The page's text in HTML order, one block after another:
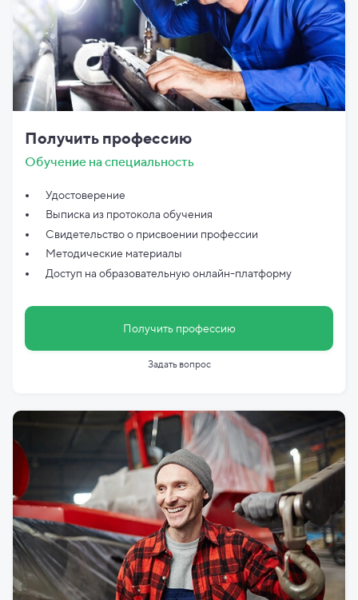
Получить профессию
Обучение на специальность
Удостоверение
Выписка из протокола обучения
Свидетельство о присвоении профессии
Методические материалы
Доступ на образовательную онлайн-платформу
Получить профессию
Задать вопрос